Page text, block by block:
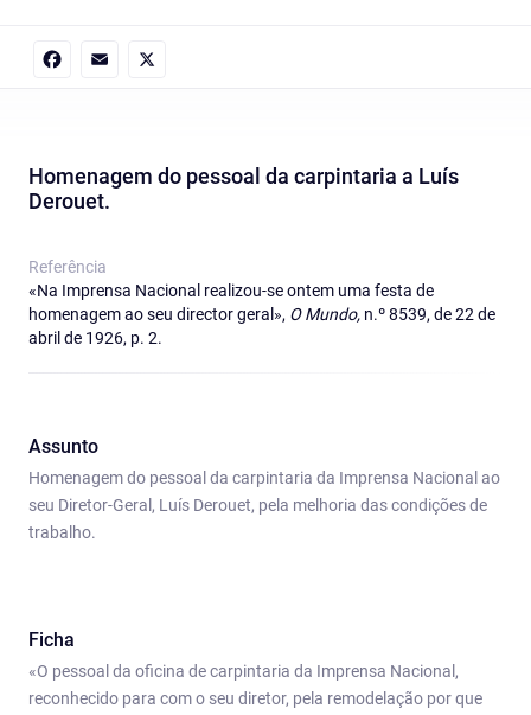
Homenagem do pessoal da carpintaria a Luís
Derouet.
Referência
«Na Imprensa Nacional realizou-se ontem uma festa de
homenagem ao seu director geral», O Mundo, n.º 8539, de 22 de
abril de 1926, p. 2.
Assunto
Homenagem do pessoal da carpintaria da Imprensa Nacional ao
seu Diretor-Geral, Luís Derouet, pela melhoria das condições de
trabalho.
Ficha
«O pessoal da oficina de carpintaria da Imprensa Nacional,
reconhecido para com o seu diretor, pela remodelação por que